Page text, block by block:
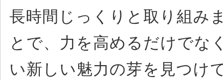
長時間じっくりと取り組み
とで、力を高めるだけでな
い新しい魅力の芽を見つけ